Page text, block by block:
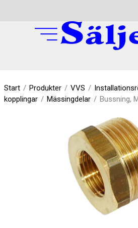
Start / Produkter / VVS /
kopplingar / Mässingdelar / Bussning,